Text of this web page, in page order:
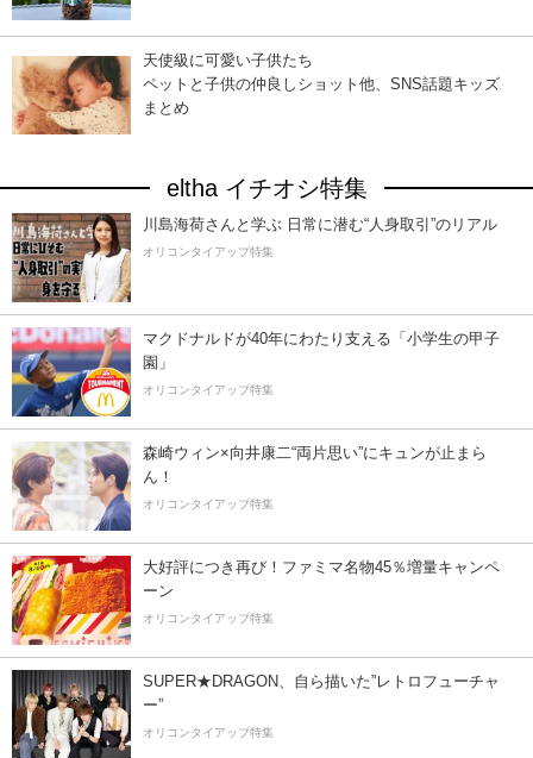
天使級に可愛い子供たち
ペットと子供の仲良しショット他、SNS話題キッズ
まとめ
eltha イチオシ特集
川島海荷さんと学ぶ 日常に潜む“人身取引”のリアル
オリコンタイアップ特集
マクドナルドが40年にわたり支える「小学生の甲子
園」
オリコンタイアップ特集
森崎ウィン×向井康二“両片思い”にキュンが止まら
ん！
オリコンタイアップ特集
大好評につき再び！ファミマ名物45％増量キャンペ
ーン
オリコンタイアップ特集
SUPER★DRAGON、自ら描いた”レトロフューチャ
ー”
オリコンタイアップ特集